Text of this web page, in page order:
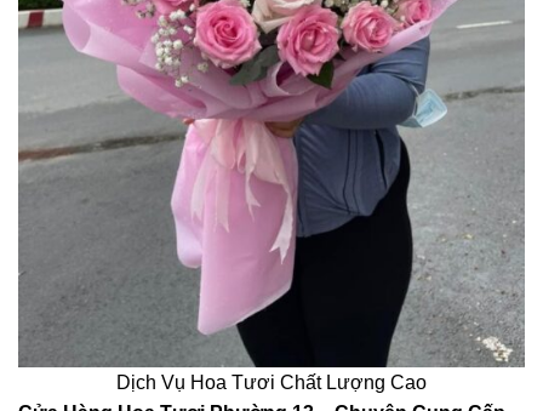
Dịch Vụ Hoa Tươi Chất Lượng Cao